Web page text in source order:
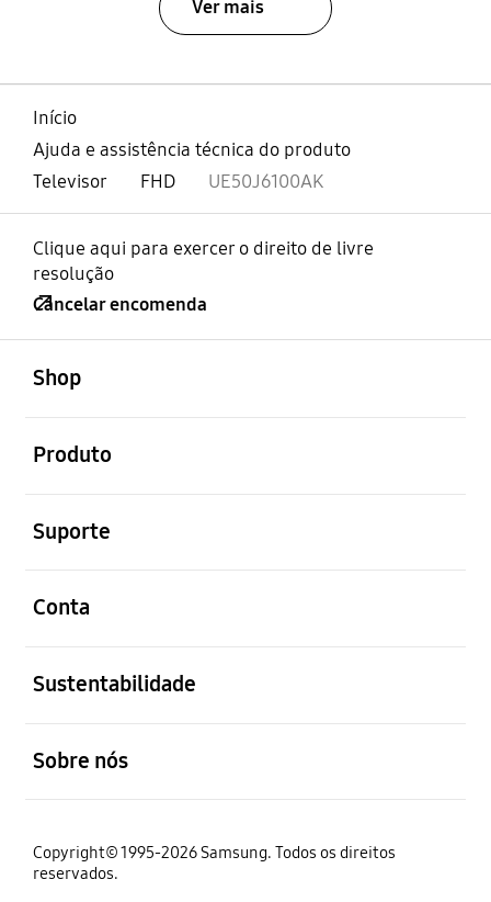
Ver mais
Início
Ajuda e assistência técnica do produto
Televisor
FHD UE50J6100AK
Clique aqui para exercer o direito de livre
resolução
Cancelar encomenda
Shop
Produto
Suporte
Conta
Sustentabilidade
Sobre nós
Copyright© 1995-2026 Samsung. Todos os direitos
reservados.